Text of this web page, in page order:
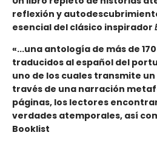
reflexión y
esencial del clásico inspirador
«...una antología de más de
traducidos al español del
uno de los cuales transmite
través de una narración
páginas, los lectores
verdades atemporales, así
Booklist